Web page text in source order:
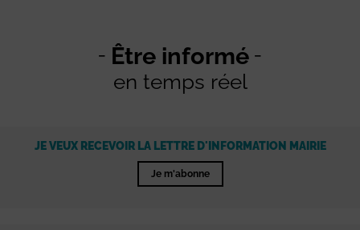
Être informé
en temps réel
JE VEUX RECEVOIR LA LETTRE D'INFORMATION MAIRIE
Je m'abonne